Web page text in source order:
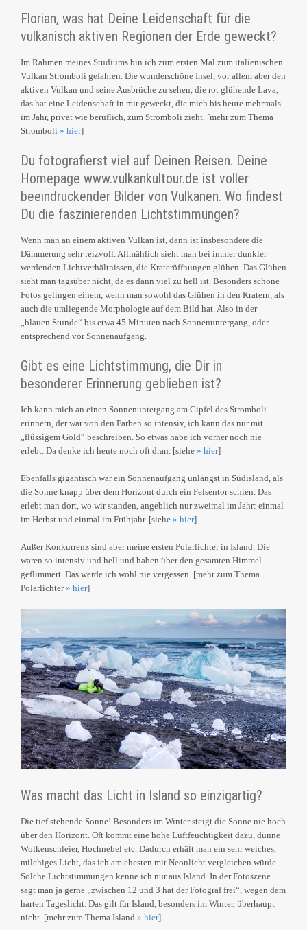
Florian, was hat Deine Leidenschaft für die
vulkanisch aktiven Regionen der Erde geweckt?
Im Rahmen meines Studiums bin ich zum ersten Mal zum italienischen
Vulkan Stromboli gefahren. Die wunderschöne Insel, vor allem aber den
aktiven Vulkan und seine Ausbrüche zu sehen, die rot glühende Lava,
das hat eine Leidenschaft in mir geweckt, die mich bis heute mehrmals
im Jahr, privat wie beruflich, zum Stromboli zieht. [mehr zum Thema
Stromboli » hier]
Du fotografierst viel auf Deinen Reisen. Deine
Homepage www.vulkankultour.de ist voller
beeindruckender Bilder von Vulkanen. Wo findest
Du die faszinierenden Lichtstimmungen?
Wenn man an einem aktiven Vulkan ist, dann ist insbesondere die
Dämmerung sehr reizvoll. Allmählich sieht man bei immer dunkler
werdenden Lichtverhältnissen, die Krateröffnungen glühen. Das Glühen
sieht man tagsüber nicht, da es dann viel zu hell ist. Besonders schöne
Fotos gelingen einem, wenn man sowohl das Glühen in den Kratern, als
auch die umliegende Morphologie auf dem Bild hat. Also in der
„blauen Stunde“ bis etwa 45 Minuten nach Sonnenuntergang, oder
entsprechend vor Sonnenaufgang.
Gibt es eine Lichtstimmung, die Dir in
besonderer Erinnerung geblieben ist?
Ich kann mich an einen Sonnenuntergang am Gipfel des Stromboli
erinnern, der war von den Farben so intensiv, ich kann das nur mit
„flüssigem Gold“ beschreiben. So etwas habe ich vorher noch nie
erlebt. Da denke ich heute noch oft dran. [siehe » hier]
Ebenfalls gigantisch war ein Sonnenaufgang unlängst in Südisland, als
die Sonne knapp über dem Horizont durch ein Felsentor schien. Das
erlebt man dort, wo wir standen, angeblich nur zweimal im Jahr: einmal
im Herbst und einmal im Frühjahr. [siehe » hier]
Außer Konkurrenz sind aber meine ersten Polarlichter in Island. Die
waren so intensiv und hell und haben über den gesamten Himmel
geflimmert. Das werde ich wohl nie vergessen. [mehr zum Thema
Polarlichter» hier]
Was macht das Licht in Island so einzigartig?
Die tief stehende Sonne! Besonders im Winter steigt die Sonne nie hoch
über den Horizont. Oft kommt eine hohe Luftfeuchtigkeit dazu, dünne
Wolkenschleier, Hochnebel etc. Dadurch erhält man ein sehr weiches,
milchiges Licht, das ich am ehesten mit Neonlicht vergleichen würde.
Solche Lichtstimmungen kenne ich nur aus Island. In der Fotoszene
sagt man ja gerne „zwischen 12 und 3 hat der Fotograf frei“, wegen dem
harten Tageslicht. Das gilt für Island, besonders im Winter, überhaupt
nicht. [mehr zum Thema Island » hier]